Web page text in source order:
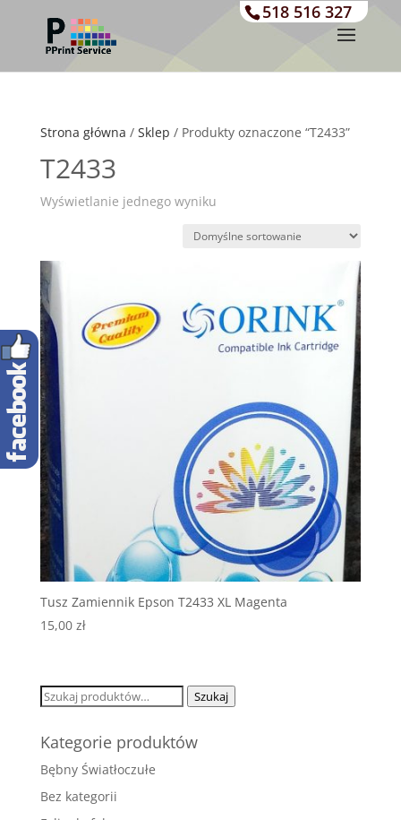
518 516 327
Strona główna / Sklep / Produkty oznaczone “T2433”
T2433
Wyświetlanie jednego wyniku
Tusz Zamiennik Epson T2433 XL Magenta
15,00 zł
Szukaj: Szukaj
Kategorie produktów
Bębny Światłoczułe
Bez kategorii